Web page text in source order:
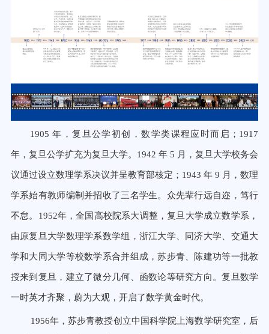
1905 年，复旦公学初创，数学类课程应时而启；1917
年，复旦公学扩充为复旦大学。1942 年 5 月，复旦大学校务会
议通过设立数理学系决议并呈教育部核定；1943 年 9 月，数理
学系始有教师编制并招收了三名学生。众先辈行远自迩，笃行
不怠。1952年，全国高校院系大调整，复旦大学成立数学系 ，
由原复旦大学数理学系数学组，浙江大学、同济大学、交通大
学和大同大学等校数学系合并组成，苏步青、陈建功等一批教
授来到复旦，建立了微分几何、函数论等研究方向。复旦数学
一时英才齐聚，蔚为大观，开启了数学黄金时代。
1956年，苏步青教授创立中国科学院上海数学研究室，后